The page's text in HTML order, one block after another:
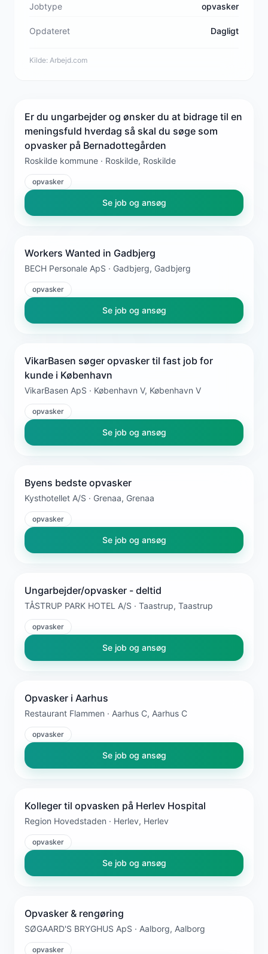
Jobtype opvasker
Opdateret Dagligt
Kilde: Arbejd.com
Er du ungarbejder og ønsker du at bidrage til en
meningsfuld hverdag så skal du søge som
opvasker på Bernadottegården
Roskilde kommune · Roskilde, Roskilde
opvasker
Se job og ansøg
Workers Wanted in Gadbjerg
BECH Personale ApS · Gadbjerg, Gadbjerg
opvasker
Se job og ansøg
VikarBasen søger opvasker til fast job for
kunde i København
VikarBasen ApS · København V, København V
opvasker
Se job og ansøg
Byens bedste opvasker
Kysthotellet A/S · Grenaa, Grenaa
opvasker
Se job og ansøg
Ungarbejder/opvasker - deltid
TÅSTRUP PARK HOTEL A/S · Taastrup, Taastrup
opvasker
Se job og ansøg
Opvasker i Aarhus
Restaurant Flammen · Aarhus C, Aarhus C
opvasker
Se job og ansøg
Kolleger til opvasken på Herlev Hospital
Region Hovedstaden · Herlev, Herlev
opvasker
Se job og ansøg
Opvasker & rengøring
SØGAARD'S BRYGHUS ApS · Aalborg, Aalborg
opvasker